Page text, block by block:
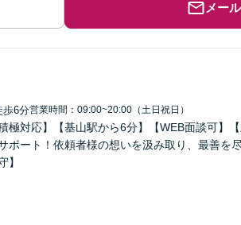
メー
歩6分営業時間：09:00~20:00（土日祝日）
極対応】【基山駅から6分】【WEB面談可】
ポート！依頼者様の想いを汲み取り、最善を
】